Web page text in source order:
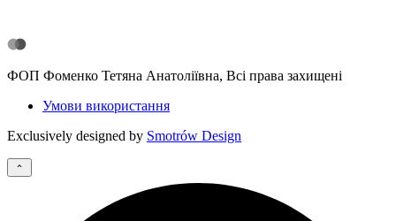
ФОП Фоменко Тетяна Анатоліївна, Всі права захищені
Умови використання
Exclusively designed by Smotrów Design